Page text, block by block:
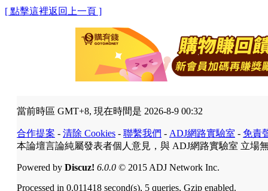
[ 點擊這裡返回上一頁 ]
當前時區 GMT+8, 現在時間是 2026-8-9 00:32
合作提案 - 清除 Cookies - 聯繫我們 - ADJ網路實驗室 - 免責
本論壇言論純屬發表者個人意見，與 ADJ網路實驗室 立場
Powered by Discuz! 6.0.0 © 2015 ADJ Network Inc.
Processed in 0.011418 second(s), 5 queries, Gzip enabled.